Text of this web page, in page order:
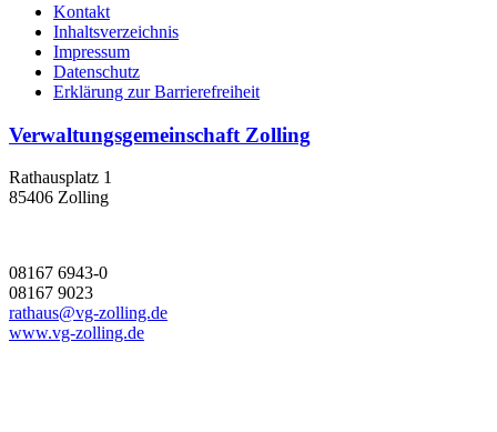
Kontakt
Inhaltsverzeichnis
Impressum
Datenschutz
Erklärung zur Barrierefreiheit
Verwaltungsgemeinschaft Zolling
Rathausplatz 1
85406 Zolling
08167 6943-0
08167 9023
rathaus@vg-zolling.de
www.vg-zolling.de